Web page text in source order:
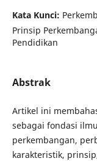
Kata Kunci:
Prinsip
Pendidikan
Abstrak
Artikel ini
sebagai fondasi
perkembangan,
karakteristik,